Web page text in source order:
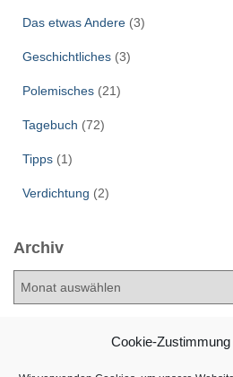
Cookie-
Das etwas Andere (3)
Geschichtliches (3)
Polemisches (21)
Tagebuch (72)
Tipps (1)
Verdichtung (2)
Archiv
A